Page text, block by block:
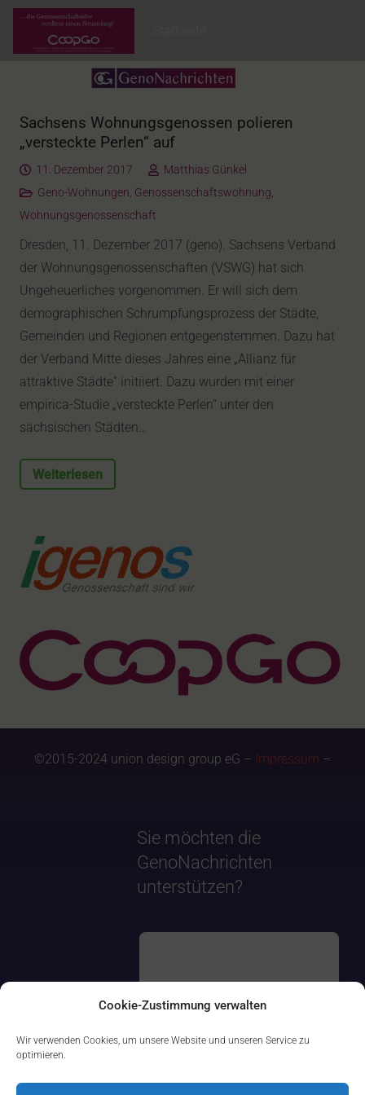
Cookie-Zustimmung verwalten
Wir verwenden Cookies, um unsere Website und unseren Service zu
optimieren.
Sachsens Wohnungsgenossen polieren
„versteckte Perlen“ auf
11. Dezember 2017
Matthias Günkel
Geno-Wohnungen, Genossenschaftswohnung,
Wohnungsgenossenschaft
Dresden, 11. Dezember 2017 (geno). Sachsens Verband
der Wohnungsgenossenschaften (VSWG) hat sich
Ungeheuerliches vorgenommen. Er will sich dem
demographischen Schrumpfungsprozess der Städte,
Gemeinden und Regionen entgegenstemmen. Dazu hat
der Verband Mitte dieses Jahres eine „Allianz für
attraktive Städte“ initiiert. Dazu wurden mit einer
empirica-Studie „versteckte Perlen“ unter den
sächsischen Städten…
Weiterlesen
©2015-2024 union design group eG – Impressum –
Sie möchten die
GenoNachrichten
unterstützen?